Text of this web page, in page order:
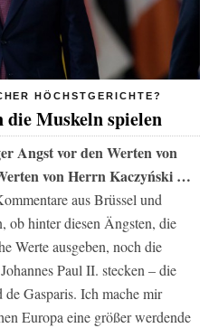
HÖCHSTGERICHTE?
die Muskeln spielen
Angst vor den Werten von
von Herrn Kaczyński …
aus Brüssel und
ob hinter diesen Ängsten, die
Werte ausgeben, noch die
Paul II. stecken – die
Gasparis. Ich mache mir
Europa eine größer werdende